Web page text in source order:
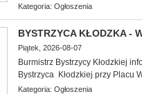
Kategoria: Ogłoszenia
BYSTRZYCA KŁODZKA -
Piątek, 2026-08-07
Burmistrz Bystrzycy Kłodzkiej
Bystrzyca Kłodzkiej przy Placu
Kategoria: Ogłoszenia